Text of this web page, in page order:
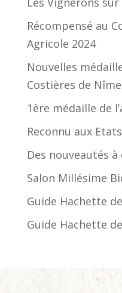
Récompensé au
Agricole 2024
Nouvelles
Costières de
1ère médaille de
Reconnu aux
Des nouveautés
Salon Millésime
Guide Hachette
Guide Hachette